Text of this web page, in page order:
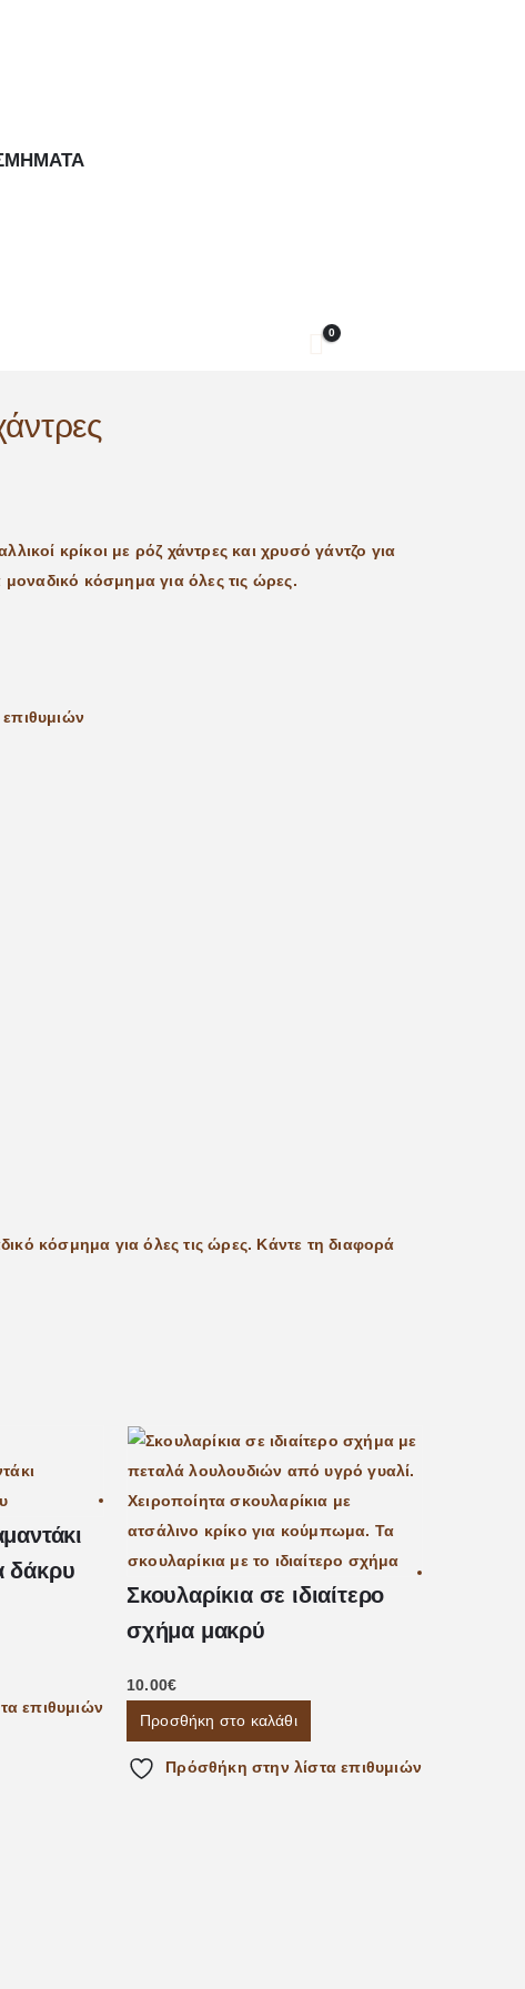
0
κρίκοι με ρόζ χάντρες και χρυσό γάντζο για
κόσμημα για όλες τις ώρες.
κόσμημα για όλες τις ώρες. Κάντε τη διαφορά
δάκρυ
επιθυμιών
Σκουλαρίκια σε ιδιαίτερο
σχήμα μακρύ
10.00€
Προσθήκη στο καλάθι
Πρόσθήκη στην λίστα επιθυμιών